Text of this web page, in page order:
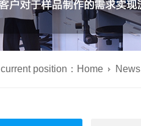
current position： Home News